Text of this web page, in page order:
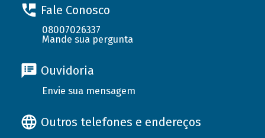
Fale Conosco
08007026337
Mande sua pergunta
Ouvidoria
Envie sua mensagem
Outros telefones e endereços